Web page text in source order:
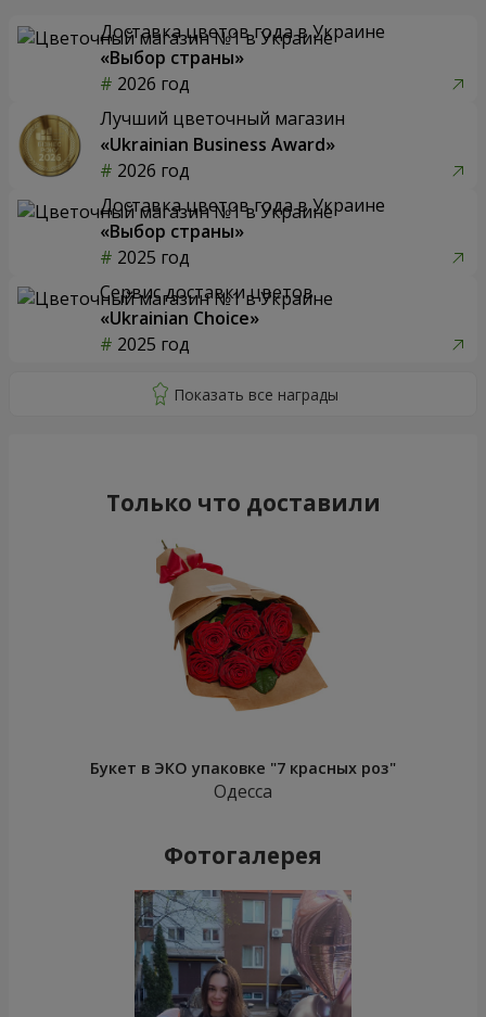
Доставка цветов года в Украине
«Выбор страны»
2026 год
Лучший цветочный магазин
«Ukrainian Business Award»
2026 год
Доставка цветов года в Украине
«Выбор страны»
2025 год
Сервис доставки цветов
«Ukrainian Choice»
2025 год
Только что доставили
Букет в ЭКО упаковке "7 красных роз"
Одесса
Фотогалерея